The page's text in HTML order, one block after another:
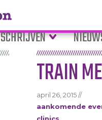
TRAIN
april 26, 2015 //
aankomende